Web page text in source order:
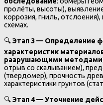
пролёты, высоты),
коррозия, гниль,
схемах.
🔍Этап 3 — Определение
характеристик
разрушающими
отрыв со скалыванием),
(твердомер), прочность
характеристики грунтов
🔍Этап 4 — Уточнение